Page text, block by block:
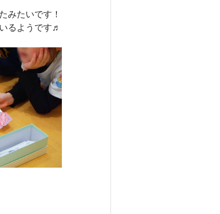
みたいです！
るようです♬